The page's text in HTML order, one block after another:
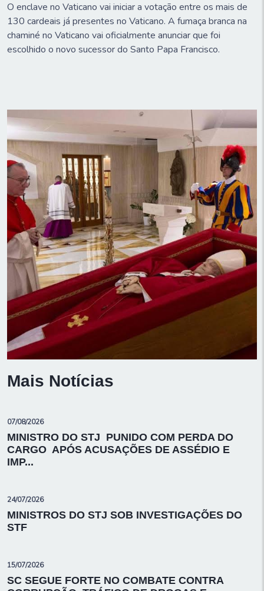
O enclave no Vaticano vai iniciar a votação entre os mais de
130 cardeais já presentes no Vaticano. A fumaça branca na
chaminé no Vaticano vai oficialmente anunciar que foi
escolhido o novo sucessor do Santo Papa Francisco.
Mais Notícias
07/08/2026
MINISTRO DO STJ PUNIDO COM PERDA DO
CARGO APÓS ACUSAÇÕES DE ASSÉDIO E
IMP...
24/07/2026
MINISTROS DO STJ SOB INVESTIGAÇÕES DO
STF
15/07/2026
SC SEGUE FORTE NO COMBATE CONTRA